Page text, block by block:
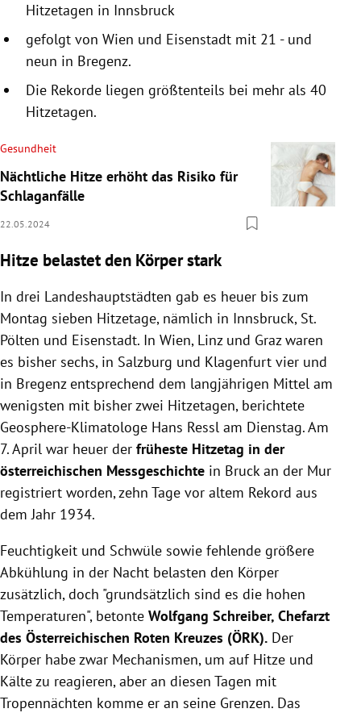
Hitzetagen in Innsbruck
gefolgt von Wien und Eisenstadt mit 21 - und
neun in Bregenz.
Die Rekorde liegen größtenteils bei mehr als 40
Hitzetagen.
Gesundheit
Nächtliche Hitze erhöht das Risiko für
Schlaganfälle
22.05.2024
Hitze belastet den Körper stark
In drei Landeshauptstädten gab es heuer bis zum
Montag sieben Hitzetage, nämlich in Innsbruck, St.
Pölten und Eisenstadt. In Wien, Linz und Graz waren
es bisher sechs, in Salzburg und Klagenfurt vier und
in Bregenz entsprechend dem langjährigen Mittel am
wenigsten mit bisher zwei Hitzetagen, berichtete
Geosphere-Klimatologe Hans Ressl am Dienstag. Am
7. April war heuer der früheste Hitzetag in der
österreichischen Messgeschichte in Bruck an der Mur
registriert worden, zehn Tage vor altem Rekord aus
dem Jahr 1934.
Feuchtigkeit und Schwüle sowie fehlende größere
Abkühlung in der Nacht belasten den Körper
zusätzlich, doch "grundsätzlich sind es die hohen
Temperaturen", betonte Wolfgang Schreiber, Chefarzt
des Österreichischen Roten Kreuzes (ÖRK). Der
Körper habe zwar Mechanismen, um auf Hitze und
Kälte zu reagieren, aber an diesen Tagen mit
Tropennächten komme er an seine Grenzen. Das